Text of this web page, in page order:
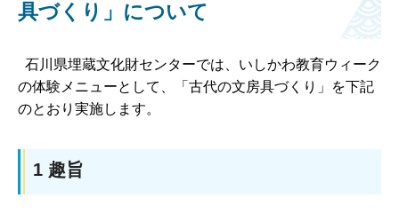
具づくり」について
石川県埋蔵文化財センターでは、いしかわ教育ウィーク
の体験メニューとして、「古代の文房具づくり」を下記
のとおり実施します。
1 趣旨